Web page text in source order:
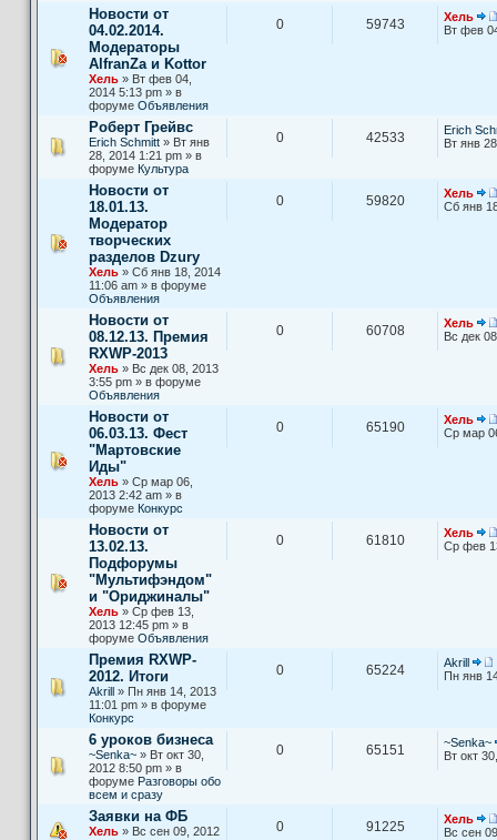
Новости от
04.02.2014.
Модераторы
AlfranZa и Kottor
Хель » Вт фев 04,
2014 5:13 pm » в
форуме Объявления
0 59743
Хель
Вт фев
Роберт Грейвс
Erich Schmitt » Вт янв
28, 2014 1:21 pm » в
форуме Культура
0 42533
Erich
Вт янв
Новости от
18.01.13.
Модератор
творческих
разделов Dzury
Хель » Сб янв 18, 2014
11:06 am » в форуме
Объявления
0 59820
Хель
Сб янв
Новости от
08.12.13. Премия
RXWP-2013
Хель » Вс дек 08, 2013
3:55 pm » в форуме
Объявления
0 60708
Хель
Вс дек
Новости от
06.03.13. Фест
"Мартовские
Иды"
Хель » Ср мар 06,
2013 2:42 am » в
форуме Конкурс
0 65190
Хель
Ср мар
Новости от
13.02.13.
Подфорумы
"Мультифэндом"
и "Ориджиналы"
Хель » Ср фев 13,
2013 12:45 pm » в
форуме Объявления
0 61810
Хель
Ср фев
Премия RXWP-
2012. Итоги
Akrill » Пн янв 14, 2013
11:01 pm » в форуме
Конкурс
0 65224
Akrill
т
к
Пн янв
6 уроков бизнеса
~Senka~ » Вт окт 30,
2012 8:50 pm » в
форуме Разговоры обо
всем и сразу
0 65151
~Senka~
Вт окт
Заявки на ФБ
Хель » Вс сен 09, 2012
0 91225
Хель
Вс сен